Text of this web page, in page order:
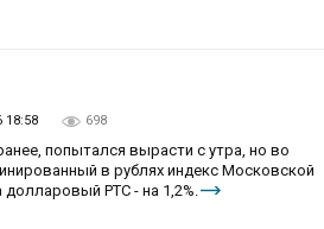
18:58 698
попытался вырасти с утра, но во
в рублях индекс Московской
долларовый РТС - на 1,2%.